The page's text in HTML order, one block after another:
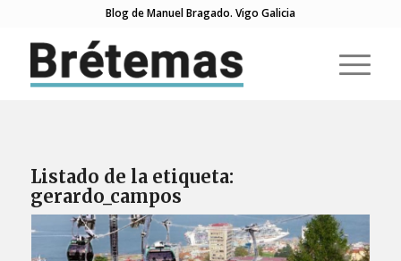
Blog de Manuel Bragado. Vigo Galicia
Listado de la etiqueta:
gerardo_campos